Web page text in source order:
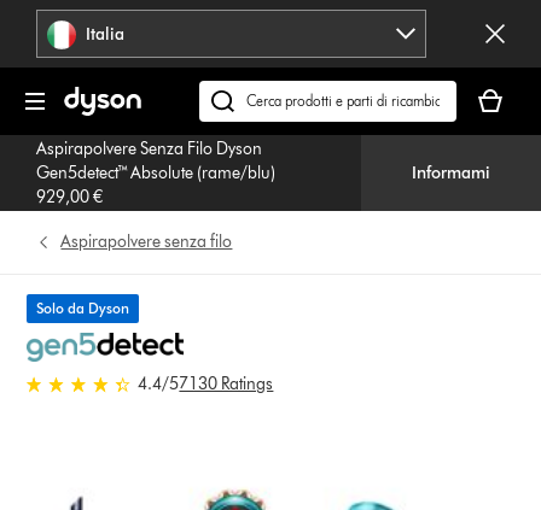
navigazione Italia
Cerca
su
dyson.it
carrello
è
Aspirapolvere Senza Filo Dyson
Gen5detect™ Absolute (rame/blu)
929,00 €
Informami
Aspirapolvere senza filo
Solo da Dyson
4.4 stelle su 5 da 7130 Ratings
4.4/57130 Ratings